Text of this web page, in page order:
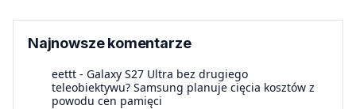
Najnowsze komentarze
eettt - Galaxy S27 Ultra bez drugiego
teleobiektywu? Samsung planuje cięcia kosztów z
powodu cen pamięci